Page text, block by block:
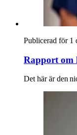
Publicerad för 1
Rapport om
Det här är den